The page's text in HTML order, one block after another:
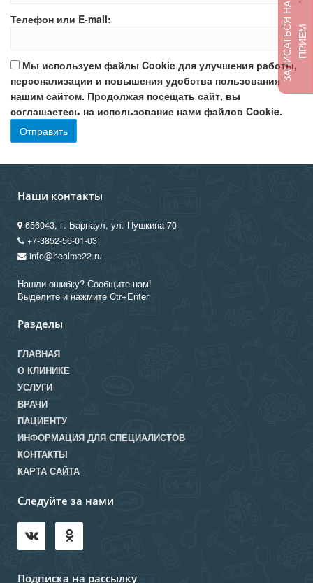
Телефон или E-mail:
Мы используем файлы Cookie для улучшения работы,
персонализации и повышения удобства пользования
нашим сайтом. Продолжая посещать сайт, вы
соглашаетесь на использование нами файлов Cookie.
Наши контакты
656043, г. Барнаул, ул. Пушкина 70
+7-3852-56-01-03
info@healme22.ru
Нашли ошибку? Сообщите нам!
Выделите и нажмите Ctr+Enter
Разделы
ГЛАВНАЯ
О КЛИНИКЕ
УСЛУГИ
ВРАЧИ
ПАЦИЕНТУ
ИНФОРМАЦИЯ ДЛЯ СПЕЦИАЛИСТОВ
КОНТАКТЫ
КАРТА САЙТА
Следуйте за нами
Подписка на рассылку
З
А
П
И
С
А
Т
ЬС
Я
Н
А
П
Р
И
ЕМ